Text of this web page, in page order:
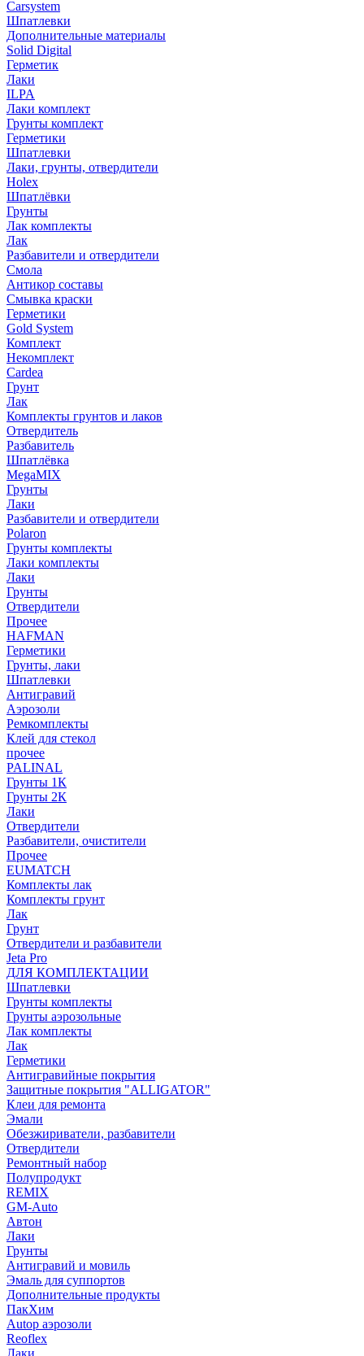
Carsystem
Шпатлевки
Дополнительные материалы
Solid Digital
Герметик
Лаки
ILPA
Лаки комплект
Грунты комплект
Герметики
Шпатлевки
Лаки, грунты, отвердители
Holex
Шпатлёвки
Грунты
Лак комплекты
Лак
Разбавители и отвердители
Смола
Антикор составы
Смывка краски
Герметики
Gold System
Комплект
Некомплект
Cardea
Грунт
Лак
Комплекты грунтов и лаков
Отвердитель
Разбавитель
Шпатлёвка
MegaMIX
Грунты
Лаки
Разбавители и отвердители
Polaron
Грунты комплекты
Лаки комплекты
Лаки
Грунты
Отвердители
Прочее
HAFMAN
Герметики
Грунты, лаки
Шпатлевки
Антигравий
Аэрозоли
Ремкомплекты
Клей для стекол
прочее
PALINAL
Грунты 1К
Грунты 2К
Лаки
Отвердители
Разбавители, очистители
Прочее
EUMATCH
Комплекты лак
Комплекты грунт
Лак
Грунт
Отвердители и разбавители
Jeta Pro
ДЛЯ КОМПЛЕКТАЦИИ
Шпатлевки
Грунты комплекты
Грунты аэрозольные
Лак комплекты
Лак
Герметики
Антигравийные покрытия
Защитные покрытия "ALLIGATOR"
Клеи для ремонта
Эмали
Обезжириватели, разбавители
Отвердители
Ремонтный набор
Полупродукт
REMIX
GM-Auto
Автон
Лаки
Грунты
Антигравий и мовиль
Эмаль для суппортов
Дополнительные продукты
ПакХим
Autop аэрозоли
Reoflex
Лаки